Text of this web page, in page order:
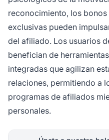
reconocimiento, los
exclusivas pueden
del afiliado. Los usuarios
benefician de
integradas que agilizan
relaciones, permitiendo a
programas de afiliados
personales.